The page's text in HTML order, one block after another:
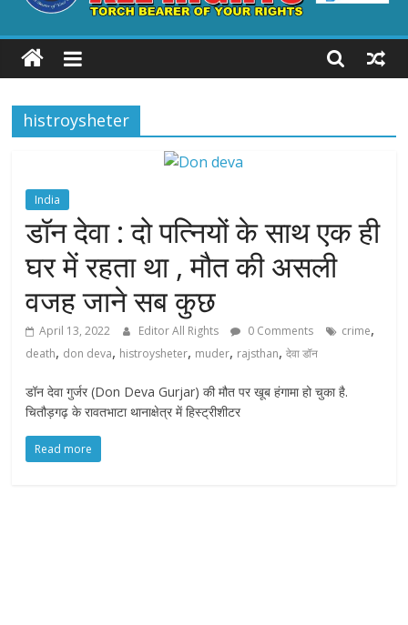
ALL
RIGHTS
Torch
your
Rights
histroysheter
India
डॉन देवा : दो पत्नियों के साथ एक ही
घर में रहता था , मौत की असली
वजह जाने सब कुछ
April 13, 2022 Editor All Rights 0 Comments crime,
death, don deva, histroysheter, muder, rajsthan,देवा डॉन
डॉन देवा गुर्जर (Don Deva Gurjar) की मौत पर खूब हंगामा हो चुका है.
चितौड़गढ़ के रावतभाटा थानाक्षेत्र में हिस्ट्रीशीटर
Read more